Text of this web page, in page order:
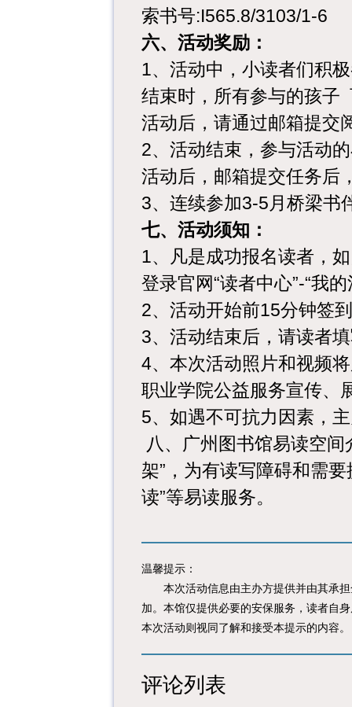
索书号:I565.8/3103/1-6
六、活动奖励：
1、活动中，小读者们积
结束时，所有参与的孩子
活动后，请通过邮箱提交
2、活动结束，参与活动
活动后，邮箱提交任务后
3、连续参加3-5月桥梁书
七、活动须知：
1、凡是成功报名读者，
登录官网“读者中心”-“我
2、活动开始前15分钟签
3、活动结束后，请读者
4、本次活动照片和视频
职业学院公益服务宣传、
5、如遇不可抗力因素，
八、 广州图书馆易读空间
架”，为有读写障碍和需
读”等易读服务。
温馨提示：
本次活动信息由主办方提供并由其承担
加。本馆仅提供必要的安保服务，读者自
本次活动则视同了解和接受本提示的内容。
评论列表